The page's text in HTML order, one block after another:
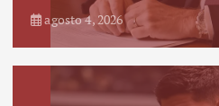
agosto 4, 2026